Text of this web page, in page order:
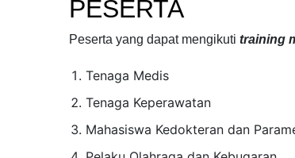
PESERTA
Peserta yang dapat mengikuti training
Tenaga Medis
Tenaga Keperawatan
Mahasiswa Kedokteran dan